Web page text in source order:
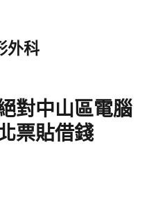
外科
對中山區電腦
票貼借錢